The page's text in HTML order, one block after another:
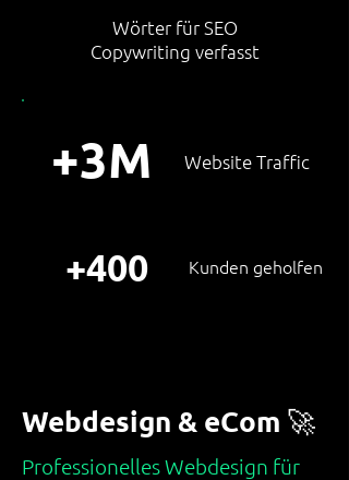
Wörter für SEO
Copywriting verfasst
+3M Website Traffic
+400 Kunden geholfen
Webdesign & eCom 🚀
Professionelles Webdesign für